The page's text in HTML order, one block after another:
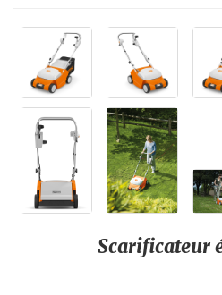
Scarificateur